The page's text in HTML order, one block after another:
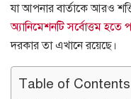
যা আপনার বার্তাকে আরও
অ্যানিমেশনটি সর্বোত্তম হতে
দরকার তা এখানে রয়েছে।
Table of Contents